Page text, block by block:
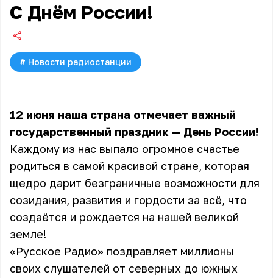
С Днём России!
# Новости радиостанции
12 июня наша страна отмечает важный
государственный праздник — День России!
Каждому из нас выпало огромное счастье
родиться в самой красивой стране, которая
щедро дарит безграничные возможности для
созидания, развития и гордости за всё, что
создаётся и рождается на нашей великой
земле!
«Русское Радио» поздравляет миллионы
своих слушателей от северных до южных